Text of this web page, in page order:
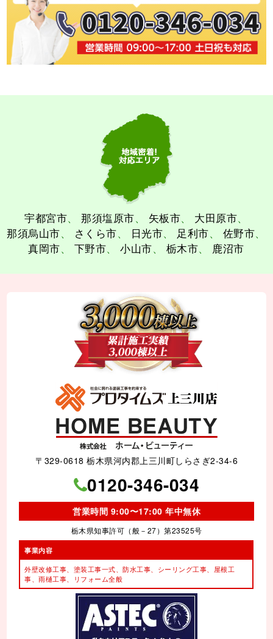
宇都宮市 那須塩原市 矢板市
大田原市
那須烏山市
さくら市 日光市 足利市
佐野市
真岡市
下野市 小山市 栃木市 鹿沼市
〒329-0618 栃木県河内郡上三川町しらさぎ2-34-6
0120-346-034
営業時間 9:00〜17:00 年中無休
栃木県知事許可（般－27）第23525号
事業内容
外壁改修工事、塗装工事⼀式、防水工事、シーリング工事、 屋根工
事、雨樋工事、
リフォーム全般